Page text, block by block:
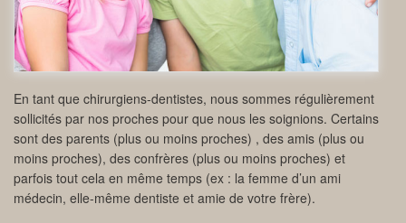
En tant que chirurgiens-dentistes, nous sommes régulièrement
sollicités par nos proches pour que nous les soignions. Certains
sont des parents (plus ou moins proches) , des amis (plus ou
moins proches), des confrères (plus ou moins proches) et
parfois tout cela en même temps (ex : la femme d’un ami
médecin, elle-même dentiste et amie de votre frère).